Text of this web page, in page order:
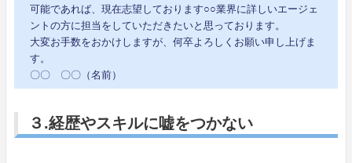
可能であれば、現在志望しております○○業界に詳しいエージェ
ントの方に担当をしていただきたいと思っております。
大変お手数をおかけしますが、何卒よろしくお願い申し上げま
す。
〇〇 〇〇（名前）
３.経歴やスキルに嘘をつかない